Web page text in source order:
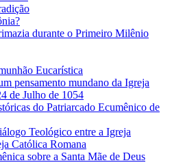
durante o Primeiro Milênio
Eucarística
pensamento mundano da Igreja
de Julho de 1054
do Patriarcado Ecumênico de
Teológico entre a Igreja
Católica Romana
sobre a Santa Mãe de Deus